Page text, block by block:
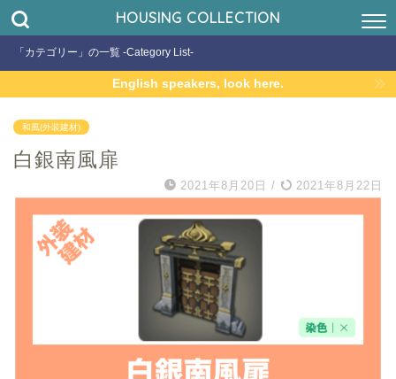
HOUSING COLLECTION
「カテゴリー」の一覧 -Category List-
English speakers, look here.
和風(外装建材)
白銀南風扉
2021年8月20日 / 2021年8月22日